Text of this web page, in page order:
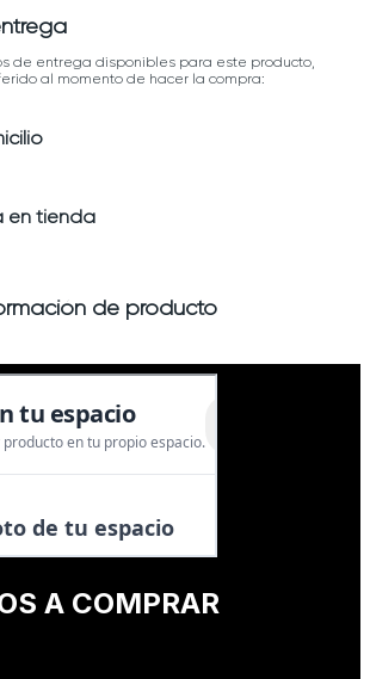
de entrega disponibles para este producto,
al momento de hacer la compra:
en tienda
de producto